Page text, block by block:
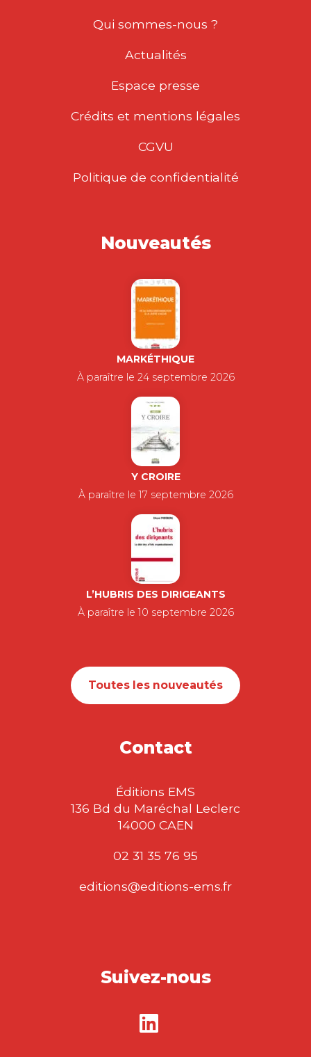
Qui sommes-nous ?
Actualités
Espace presse
Crédits et mentions légales
CGVU
Politique de confidentialité
Nouveautés
MARKÉTHIQUE
À paraître le 24 septembre 2026
Y CROIRE
À paraître le 17 septembre 2026
L’HUBRIS DES DIRIGEANTS
À paraître le 10 septembre 2026
Toutes les nouveautés
Contact
Éditions EMS
136 Bd du Maréchal Leclerc
14000 CAEN
02 31 35 76 95
editions@editions-ems.fr
Suivez-nous